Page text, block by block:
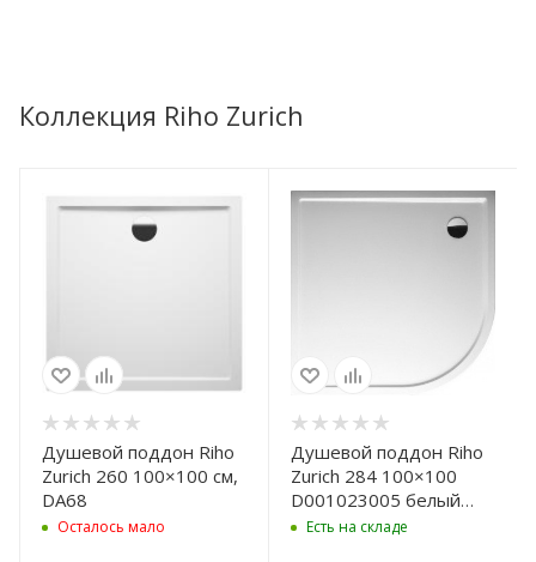
Коллекция Riho Zurich
Душевой поддон Riho
Zurich 260 100×100 см,
DA68
Осталось мало
Душевой поддон Riho
Zurich 284 100×100
D001023005 белый
без антискользящего
Есть на складе